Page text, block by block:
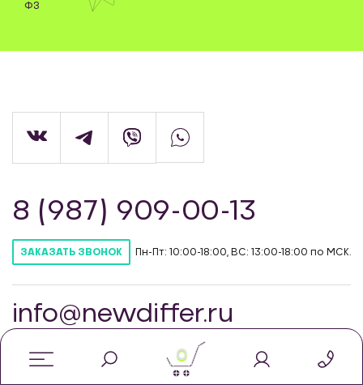
ФЗ
8 (987) 909-00-13
ЗАКАЗАТЬ ЗВОНОК Пн-Пт: 10:00-18:00, ВС: 13:00-18:00 по МСК.
info@newdiffer.ru
© Интернет-магазин автозапчастей для
0